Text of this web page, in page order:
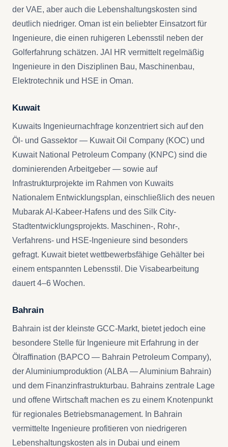
der VAE, aber auch die Lebenshaltungskosten sind
deutlich niedriger. Oman ist ein beliebter Einsatzort für
Ingenieure, die einen ruhigeren Lebensstil neben der
Golferfahrung schätzen. JAI HR vermittelt regelmäßig
Ingenieure in den Disziplinen Bau, Maschinenbau,
Elektrotechnik und HSE in Oman.
Kuwait
Kuwaits Ingenieurnachfrage konzentriert sich auf den
Öl- und Gassektor — Kuwait Oil Company (KOC) und
Kuwait National Petroleum Company (KNPC) sind die
dominierenden Arbeitgeber — sowie auf
Infrastrukturprojekte im Rahmen von Kuwaits
Nationalem Entwicklungsplan, einschließlich des neuen
Mubarak Al-Kabeer-Hafens und des Silk City-
Stadtentwicklungsprojekts. Maschinen-, Rohr-,
Verfahrens- und HSE-Ingenieure sind besonders
gefragt. Kuwait bietet wettbewerbsfähige Gehälter bei
einem entspannten Lebensstil. Die Visabearbeitung
dauert 4–6 Wochen.
Bahrain
Bahrain ist der kleinste GCC-Markt, bietet jedoch eine
besondere Stelle für Ingenieure mit Erfahrung in der
Ölraffination (BAPCO — Bahrain Petroleum Company),
der Aluminiumproduktion (ALBA — Aluminium Bahrain)
und dem Finanzinfrastrukturbau. Bahrains zentrale Lage
und offene Wirtschaft machen es zu einem Knotenpunkt
für regionales Betriebsmanagement. In Bahrain
vermittelte Ingenieure profitieren von niedrigeren
Lebenshaltungskosten als in Dubai und einem